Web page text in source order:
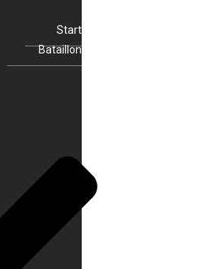
Start
Bataillon